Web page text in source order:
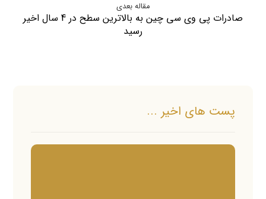
مقاله بعدی
صادرات پی وی سی چین به بالاترین سطح در 4 سال اخیر
رسید
پست های اخیر ...